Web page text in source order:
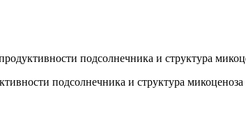
подсолнечника и структура
подсолнечника и структура